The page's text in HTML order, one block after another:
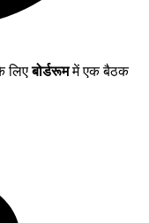
लिएबोर्डरूममें एक बैठक